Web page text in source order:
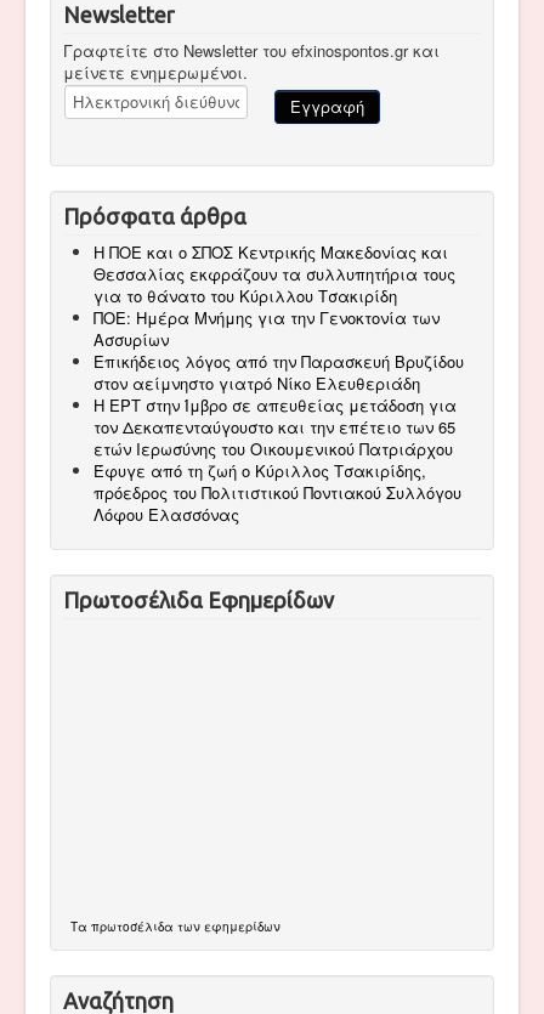
Newsletter
Γραφτείτε στο Newsletter του efxinospontos.gr και
μείνετε ενημερωμένοι.
Πρόσφατα άρθρα
Η ΠΟΕ και ο ΣΠΟΣ Κεντρικής Μακεδονίας και
Θεσσαλίας εκφράζουν τα συλλυπητήρια τους
για το θάνατο του Κύριλλου Τσακιρίδη
ΠΟΕ: Ημέρα Μνήμης για την Γενοκτονία των
Ασσυρίων
Επικήδειος λόγος από την Παρασκευή Βρυζίδου
στον αείμνηστο γιατρό Νίκο Ελευθεριάδη
Η ΕΡΤ στην Ίμβρο σε απευθείας μετάδοση για
τον Δεκαπενταύγουστο και την επέτειο των 65
ετών Ιερωσύνης του Οικουμενικού Πατριάρχου
Έφυγε από τη ζωή ο Κύριλλος Τσακιρίδης,
πρόεδρος του Πολιτιστικού Ποντιακού Συλλόγου
Λόφου Ελασσόνας
Πρωτοσέλιδα Εφημερίδων
Τα πρωτοσέλιδα των εφημερίδων
Αναζήτηση